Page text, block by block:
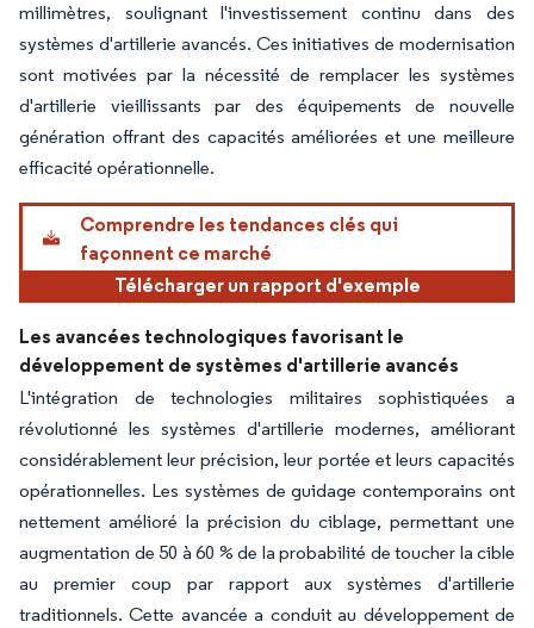
millimètres, soulignant l'investissement continu dans des
systèmes d'artillerie avancés. Ces initiatives de modernisation
sont motivées par la nécessité de remplacer les systèmes
d'artillerie vieillissants par des équipements de nouvelle
génération offrant des capacités améliorées et une meilleure
efficacité opérationnelle.
Comprendre les tendances clés qui
façonnent ce marché
Télécharger un rapport d'exemple
Les avancées technologiques favorisant le
développement de systèmes d'artillerie avancés
L'intégration de technologies militaires sophistiquées a
révolutionné les systèmes d'artillerie modernes, améliorant
considérablement leur précision, leur portée et leurs capacités
opérationnelles. Les systèmes de guidage contemporains ont
nettement amélioré la précision du ciblage, permettant une
augmentation de 50 à 60 % de la probabilité de toucher la cible
au premier coup par rapport aux systèmes d'artillerie
traditionnels. Cette avancée a conduit au développement de